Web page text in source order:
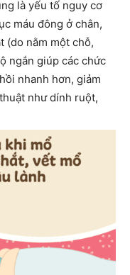
là yếu tố nguy cơ
máu đông ở chân,
(do nằm một chỗ,
ngắn giúp các chức
nhanh hơn, giảm
như dính ruột,